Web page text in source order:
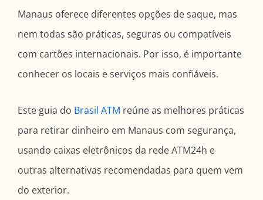
Manaus oferece diferentes opções de saque, mas
nem todas são práticas, seguras ou compatíveis
com cartões internacionais. Por isso, é importante
conhecer os locais e serviços mais confiáveis.
Este guia do Brasil ATM reúne as melhores práticas
para retirar dinheiro em Manaus com segurança,
usando caixas eletrônicos da rede ATM24h e
outras alternativas recomendadas para quem vem
do exterior.